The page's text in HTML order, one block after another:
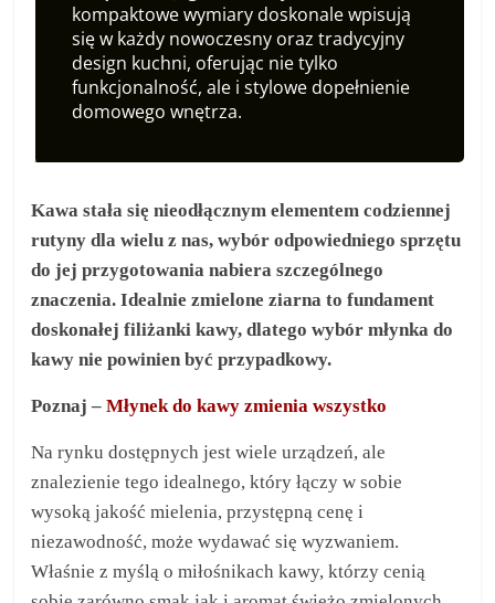
kompaktowe wymiary doskonale wpisują
się w każdy nowoczesny oraz tradycyjny
design kuchni, oferując nie tylko
funkcjonalność, ale i stylowe dopełnienie
domowego wnętrza.
Kawa stała się nieodłącznym elementem codziennej
rutyny dla wielu z nas, wybór odpowiedniego sprzętu
do jej przygotowania nabiera szczególnego
znaczenia. Idealnie zmielone ziarna to fundament
doskonałej filiżanki kawy, dlatego wybór młynka do
kawy nie powinien być przypadkowy.
Poznaj –Młynek do kawy zmienia wszystko
Na rynku dostępnych jest wiele urządzeń, ale
znalezienie tego idealnego, który łączy w sobie
wysoką jakość mielenia, przystępną cenę i
niezawodność, może wydawać się wyzwaniem.
Właśnie z myślą o miłośnikach kawy, którzy cenią